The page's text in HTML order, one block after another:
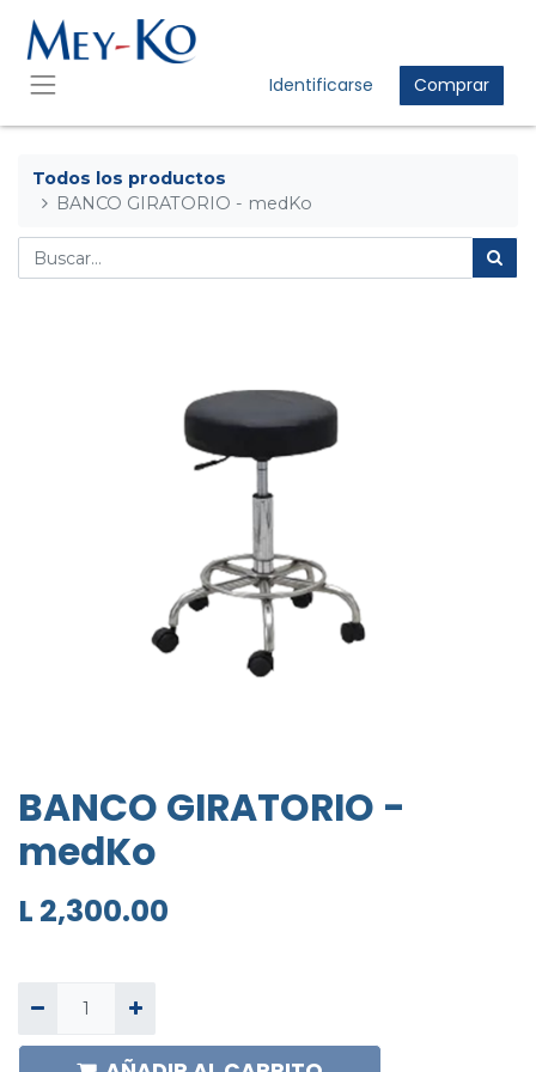
Identificarse Comprar
Todos los productos
BANCO GIRATORIO - medKo
BANCO GIRATORIO -
medKo
L 2,300.00